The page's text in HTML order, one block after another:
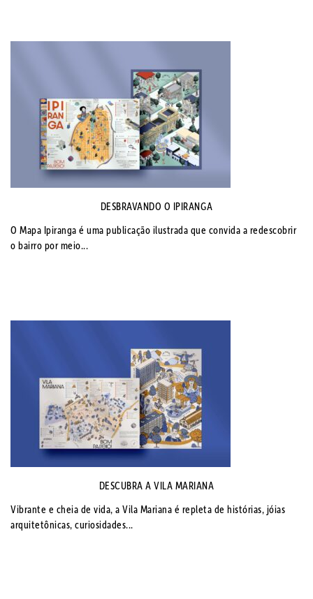
DESBRAVANDO O IPIRANGA
O Mapa Ipiranga é uma publicação ilustrada que convida a redescobrir
o bairro por meio...
DESCUBRA A VILA MARIANA
Vibrante e cheia de vida, a Vila Mariana é repleta de histórias, jóias
arquitetônicas, curiosidades...